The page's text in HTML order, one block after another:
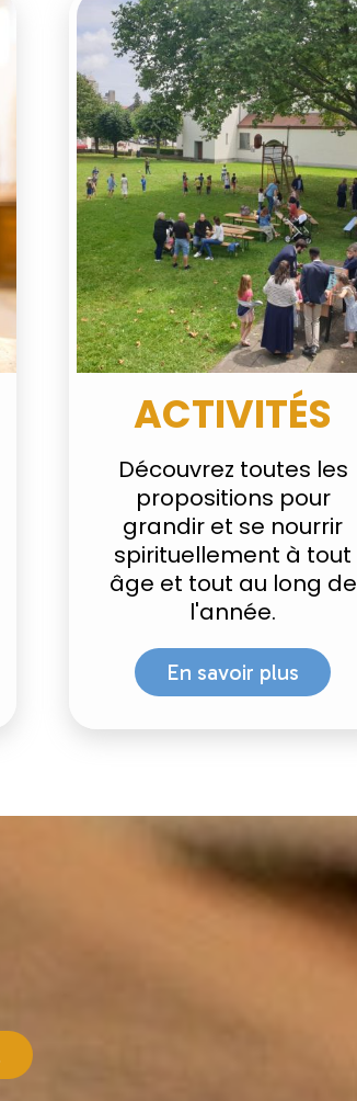
ACTIVITÉS
Découvrez toutes les
propositions pour
grandir et se nourrir
spirituellement à tout
âge et tout au long de
l'année.
En savoir plus